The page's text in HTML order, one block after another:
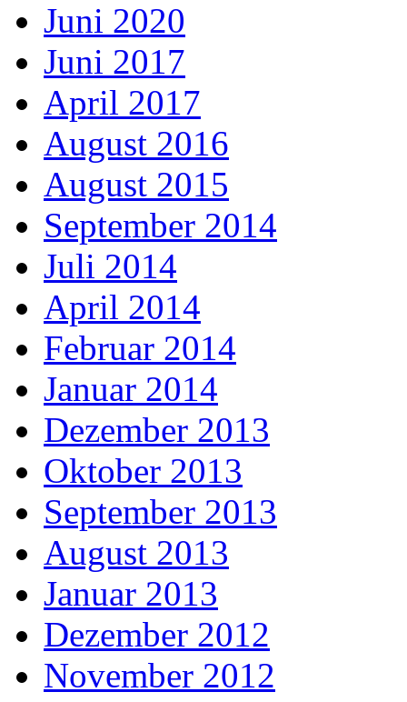
Juni 2020
Juni 2017
April 2017
August 2016
August 2015
September 2014
Juli 2014
April 2014
Februar 2014
Januar 2014
Dezember 2013
Oktober 2013
September 2013
August 2013
Januar 2013
Dezember 2012
November 2012